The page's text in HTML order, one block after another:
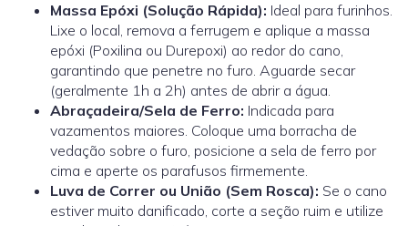
Massa Epóxi (Solução Rápida): Ideal para furinhos.
Lixe o local, remova a ferrugem e aplique a massa
epóxi (Poxilina ou Durepoxi) ao redor do cano,
garantindo que penetre no furo. Aguarde secar
(geralmente 1h a 2h) antes de abrir a água.
Abraçadeira/Sela de Ferro: Indicada para
vazamentos maiores. Coloque uma borracha de
vedação sobre o furo, posicione a sela de ferro por
cima e aperte os parafusos firmemente.
Luva de Correr ou União (Sem Rosca): Se o cano
estiver muito danificado, corte a seção ruim e utilize